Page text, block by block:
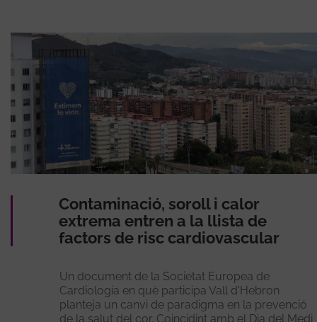
Contaminació, soroll i calor
extrema entren a la llista de
factors de risc cardiovascular
Un document de la Societat Europea de
Cardiologia en què participa Vall d'Hebron
planteja un canvi de paradigma en la prevenció
de la salut del cor. Coincidint amb el Dia del Medi